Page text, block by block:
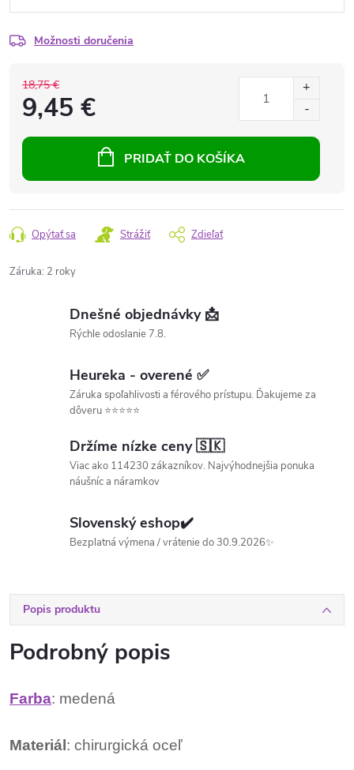
Možnosti doručenia
18,75 €
9,45 €
PRIDAŤ DO KOŠÍKA
Opýtať sa Strážiť Zdieľať
Záruka: 2 roky
Dnešné objednávky 📩
Rýchle odoslanie 7.8.
Heureka - overené ✅
Záruka spoľahlivosti a férového prístupu. Ďakujeme za
dôveru ⭐⭐⭐⭐⭐
Držíme nízke ceny 🇸🇰
Viac ako 114230 zákazníkov. Najvýhodnejšia ponuka
náušníc a náramkov
Slovenský eshop✔️
Bezplatná výmena / vrátenie do 30.9.2026✨
Popis produktu
Podrobný popis
Farba: medená
Materiál: chirurgická oceľ